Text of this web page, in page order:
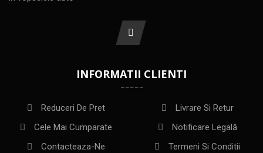
INFORMATII CLIENTI
Reduceri De Pret
Cele Mai Cumparate
Contacteaza-Ne
Livrare Si Retur
Notificare Legală
Termeni Si Conditii